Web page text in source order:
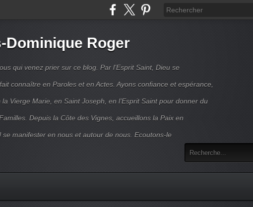
Dominique Roger
qui venez prier sur ce blog. Par l’Esprit Saint, Dieu se
connaître en Paroles et en Actes. Ayons confiance et espérance,
Vierge Marie, en Saint Joseph, en l’Esprit Saint pour donner du
Depuis la Côte des Vignes, accueillons la Paix en
se manifester en nous et autour de nous. Ecoutons-le